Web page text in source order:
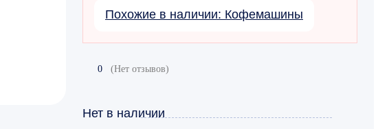
Похожие в наличии: Кофемашины
0 (Нет отзывов)
Нет в наличии